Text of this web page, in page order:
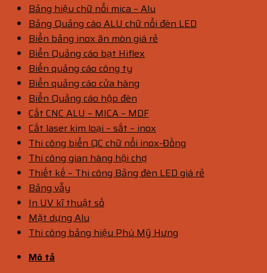
Bảng hiệu chữ nổi mica – Alu
Bảng Quảng cáo ALU chữ nổi đèn LED
Biển bảng inox ăn mòn giá rẻ
Biển Quảng cáo bạt Hiflex
Biển quảng cáo công ty
Biển quảng cáo cửa hàng
Biển Quảng cáo hộp đèn
Cắt CNC ALU – MICA – MDF
Cắt laser kim loại – sắt – inox
Thi công biển QC chữ nổi inox-Đồng
Thi công gian hàng hội chợ
Thiết kế – Thi công Bảng đèn LED giá rẻ
Bảng vẫy
In UV kĩ thuật số
Mặt dựng Alu
Thi công bảng hiệu Phú Mỹ Hưng
Mô tả